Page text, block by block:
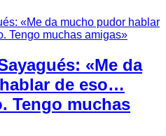
«Me da
de eso…
Tengo muchas